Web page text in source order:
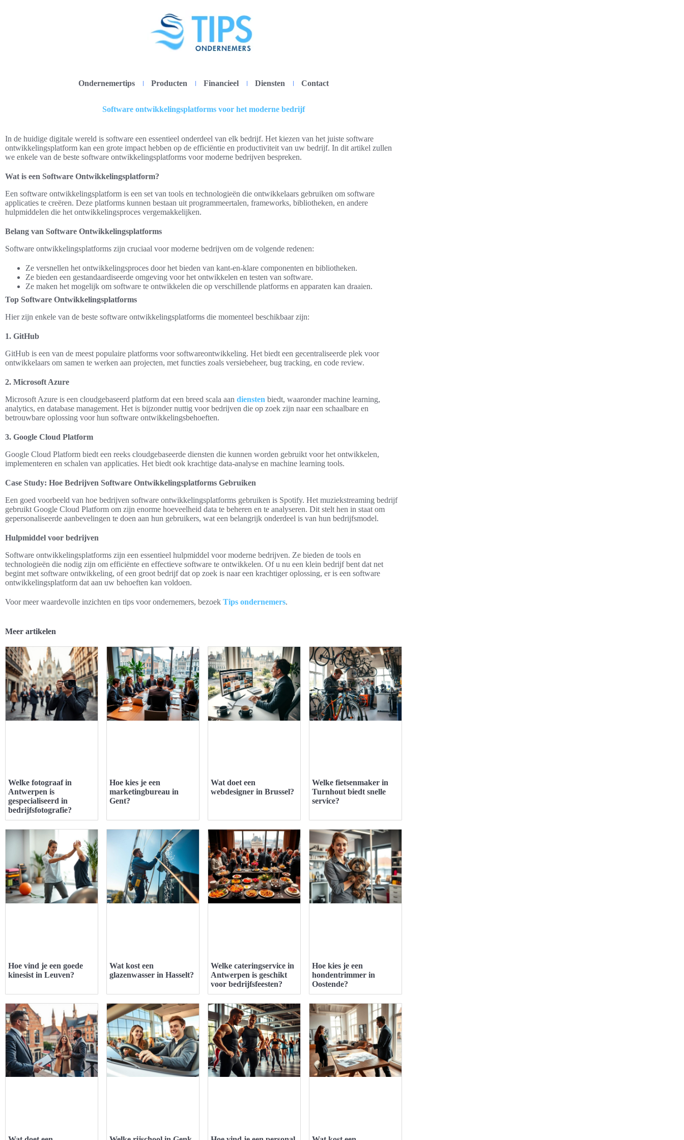
Ondernemertips Producten Financieel Diensten Contact
Software ontwikkelingsplatforms voor het moderne bedrijf
In de huidige digitale wereld is software een essentieel onderdeel van elk bedrijf. Het kiezen van het juiste software
ontwikkelingsplatform kan een grote impact hebben op de efficiëntie en productiviteit van uw bedrijf. In dit artikel zullen
we enkele van de beste software ontwikkelingsplatforms voor moderne bedrijven bespreken.
Wat is een Software Ontwikkelingsplatform?
Een software ontwikkelingsplatform is een set van tools en technologieën die ontwikkelaars gebruiken om software
applicaties te creëren. Deze platforms kunnen bestaan uit programmeertalen, frameworks, bibliotheken, en andere
hulpmiddelen die het ontwikkelingsproces vergemakkelijken.
Belang van Software Ontwikkelingsplatforms
Software ontwikkelingsplatforms zijn cruciaal voor moderne bedrijven om de volgende redenen:
Ze versnellen het ontwikkelingsproces door het bieden van kant-en-klare componenten en bibliotheken.
Ze bieden een gestandaardiseerde omgeving voor het ontwikkelen en testen van software.
Ze maken het mogelijk om software te ontwikkelen die op verschillende platforms en apparaten kan draaien.
Top Software Ontwikkelingsplatforms
Hier zijn enkele van de beste software ontwikkelingsplatforms die momenteel beschikbaar zijn:
1. GitHub
GitHub is een van de meest populaire platforms voor softwareontwikkeling. Het biedt een gecentraliseerde plek voor
ontwikkelaars om samen te werken aan projecten, met functies zoals versiebeheer, bug tracking, en code review.
2. Microsoft Azure
Microsoft Azure is een cloudgebaseerd platform dat een breed scala aan diensten biedt, waaronder machine learning,
analytics, en database management. Het is bijzonder nuttig voor bedrijven die op zoek zijn naar een schaalbare en
betrouwbare oplossing voor hun software ontwikkelingsbehoeften.
3. Google Cloud Platform
Google Cloud Platform biedt een reeks cloudgebaseerde diensten die kunnen worden gebruikt voor het ontwikkelen,
implementeren en schalen van applicaties. Het biedt ook krachtige data-analyse en machine learning tools.
Case Study: Hoe Bedrijven Software Ontwikkelingsplatforms Gebruiken
Een goed voorbeeld van hoe bedrijven software ontwikkelingsplatforms gebruiken is Spotify. Het muziekstreaming bedrijf
gebruikt Google Cloud Platform om zijn enorme hoeveelheid data te beheren en te analyseren. Dit stelt hen in staat om
gepersonaliseerde aanbevelingen te doen aan hun gebruikers, wat een belangrijk onderdeel is van hun bedrijfsmodel.
Hulpmiddel voor bedrijven
Software ontwikkelingsplatforms zijn een essentieel hulpmiddel voor moderne bedrijven. Ze bieden de tools en
technologieën die nodig zijn om efficiënte en effectieve software te ontwikkelen. Of u nu een klein bedrijf bent dat net
begint met software ontwikkeling, of een groot bedrijf dat op zoek is naar een krachtiger oplossing, er is een software
ontwikkelingsplatform dat aan uw behoeften kan voldoen.
Voor meer waardevolle inzichten en tips voor ondernemers, bezoek Tips ondernemers.
Meer artikelen
Welke fotograaf in
Antwerpen is
gespecialiseerd in
bedrijfsfotografie?
Hoe kies je een
marketingbureau in
Gent?
Wat doet een
webdesigner in Brussel?
Welke fietsenmaker in
Turnhout biedt snelle
service?
Hoe vind je een goede
kinesist in Leuven?
Wat kost een
glazenwasser in Hasselt?
Welke cateringservice in
Antwerpen is geschikt
voor bedrijfsfeesten?
Hoe kies je een
hondentrimmer in
Oostende?